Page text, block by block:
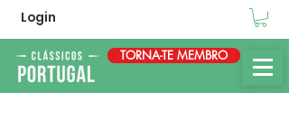
Login
TORNA-TE MEMBRO